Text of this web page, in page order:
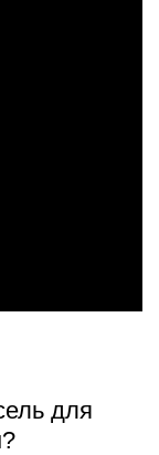
для